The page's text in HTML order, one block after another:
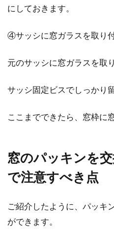
にしておきます。
④サッシに窓ガラスを取り
元のサッシに窓ガラスを取
サッシ固定ビスでしっかり
ここまでできたら、窓枠に
窓のパッキンを
で注意すべき点
ご紹介したように、パッキ
ができます。